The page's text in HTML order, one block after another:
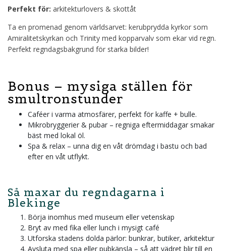
Perfekt för: arkitekturlovers & skottåt
Ta en promenad genom världsarvet: kerubprydda kyrkor som
Amiralitetskyrkan och Trinity med kopparvalv som ekar vid regn.
Perfekt regndagsbakgrund för starka bilder!
Bonus – mysiga ställen för
smultronstunder
Caféer i varma atmosfärer, perfekt för kaffe + bulle.
Mikrobryggerier & pubar – regniga eftermiddagar smakar
bäst med lokal öl.
Spa & relax – unna dig en våt drömdag i bastu och bad
efter en våt utflykt.
Så maxar du regndagarna i
Blekinge
Börja inomhus med museum eller vetenskap
Bryt av med fika eller lunch i mysigt café
Utforska stadens dolda pärlor: bunkrar, butiker, arkitektur
Avsluta med spa eller pubkänsla – så att vädret blir till en